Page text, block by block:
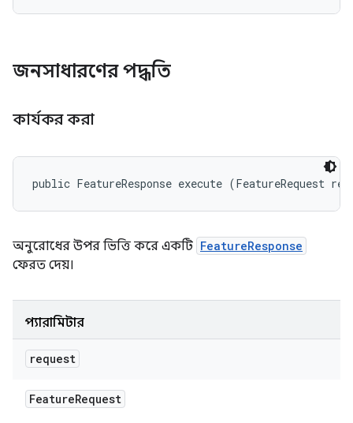
জনসাধারণের পদ্ধতি
কার্যকর করা
public FeatureResponse execute (FeatureRequest
অনুরোধের উপর ভিত্তি করে একটি FeatureResponse
ফেরত দেয়।
প্যারামিটার
request
FeatureRequest